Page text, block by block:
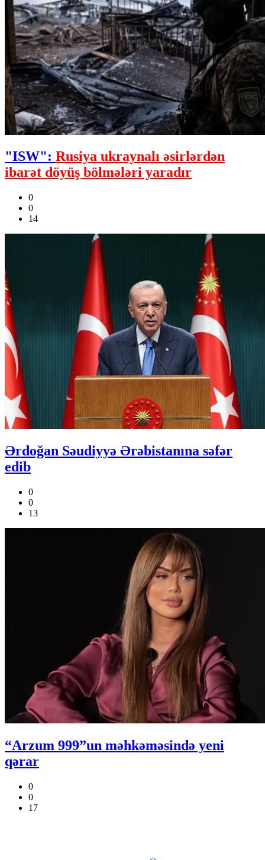
"ISW": Rusiya ukraynalı əsirlərdən
ibarət döyüş bölmələri yaradır
0
0
14
Ərdoğan Səudiyyə Ərəbistanına səfər
edib
0
0
13
“Arzum 999”un məhkəməsində yeni
qərar
0
0
17